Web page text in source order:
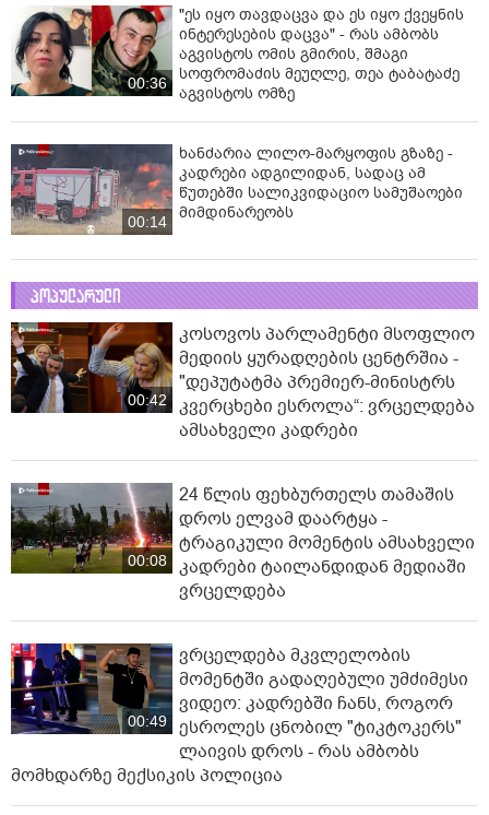
00:36
"ეს იყო თავდაცვა და ეს იყო ქვეყნის
ინტერესების დაცვა" - რას ამბობს
აგვისტოს ომის გმირის, შმაგი
სოფრომაძის მეუღლე, თეა ტაბატაძე
აგვისტოს ომზე
00:14
ხანძარია ლილო-მარყოფის გზაზე -
კადრები ადგილიდან, სადაც ამ
წუთებში სალიკვიდაციო სამუშაოები
მიმდინარეობს
პოპულარული
00:42
კოსოვოს პარლამენტი მსოფლიო
მედიის ყურადღების ცენტრშია -
"დეპუტატმა პრემიერ-მინისტრს
კვერცხები ესროლა“: ვრცელდება
ამსახველი კადრები
00:08
24 წლის ფეხბურთელს თამაშის
დროს ელვამ დაარტყა -
ტრაგიკული მომენტის ამსახველი
კადრები ტაილანდიდან მედიაში
ვრცელდება
00:49
ვრცელდება მკვლელობის
მომენტში გადაღებული უმძიმესი
ვიდეო: კადრებში ჩანს, როგორ
ესროლეს ცნობილ "ტიკტოკერს"
ლაივის დროს - რას ამბობს
მომხდარზე მექსიკის პოლიცია